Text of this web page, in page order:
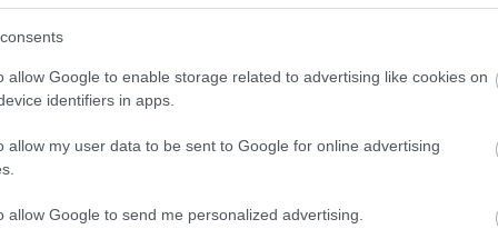
allow Google to enable storage related to advertising like cookies on
identifiers in apps.
allow my user data to be sent to Google for online advertising
allow Google to send me personalized advertising.
trojitého zasklenia
rozhodujúcim faktorom súčiniteľ
ako U . Čím je jeho hodnota nižšia, tým